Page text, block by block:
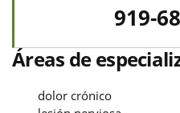
919-
Áreas de
dolor crónico